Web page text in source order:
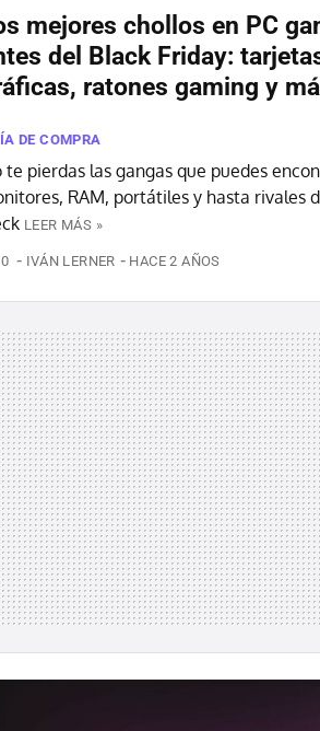
mejores chollos en PC
del Black Friday:
ratones gaming y
DE COMPRA
te pierdas las gangas que puedes
RAM, portátiles y hasta rivales
LEER MÁS »
0 COMENTARIOS
IVÁN LERNER HACE 2 AÑOS